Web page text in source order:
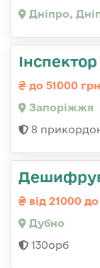
Дніпро,
до 51000 грн
Запоріжжя
8
від 21000
Дубно
130орб